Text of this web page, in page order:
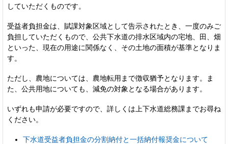
していただくものです。
受益者負担金は、賦課対象区域として告示されたとき、一度のみご
負担していただくもので、公共下水道の排水区域内の宅地、田、畑
といった、現在の用途に関係なく、その土地の面積が基準となりま
す。
ただし、農地については、農地転用まで徴収猶予となります。ま
た、公共用地についても、減免の対象となる場合があります。
いずれも申請が必要ですので、詳しくは上下水道総務課までお尋ね
ください。
下水道受益者負担金の分割納付と一括納付報奨金について